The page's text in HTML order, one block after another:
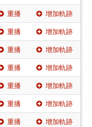
重播 增加軌跡
重播 增加軌跡
重播 增加軌跡
重播 增加軌跡
重播 增加軌跡
重播 增加軌跡
重播 增加軌跡